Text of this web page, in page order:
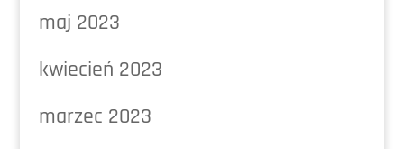
maj 2023
kwiecień 2023
marzec 2023